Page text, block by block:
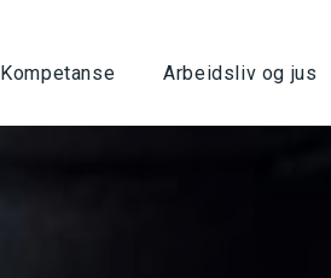
Kompetanse Arbeidsliv og jus